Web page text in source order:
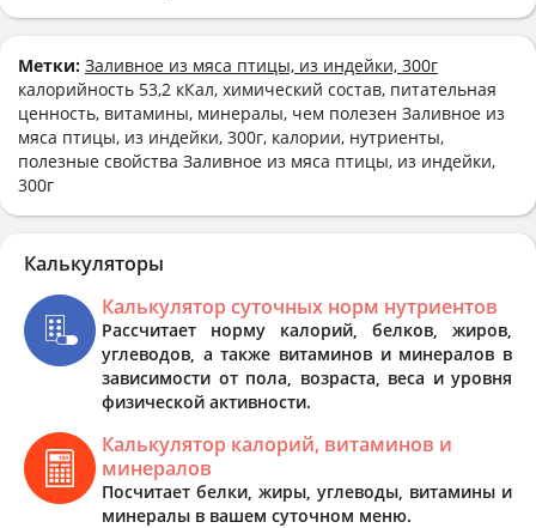
Метки: Заливное из мяса птицы, из индейки, 300г
калорийность 53,2 кКал, химический состав, питательная
ценность, витамины, минералы, чем полезен Заливное из
мяса птицы, из индейки, 300г, калории, нутриенты,
полезные свойства Заливное из мяса птицы, из индейки,
300г
Калькуляторы
Калькулятор суточных норм нутриентов
Рассчитает норму калорий, белков, жиров,
углеводов, а также витаминов и минералов в
зависимости от пола, возраста, веса и уровня
физической активности.
Калькулятор калорий, витаминов и
минералов
Посчитает белки, жиры, углеводы, витамины и
минералы в вашем суточном меню.